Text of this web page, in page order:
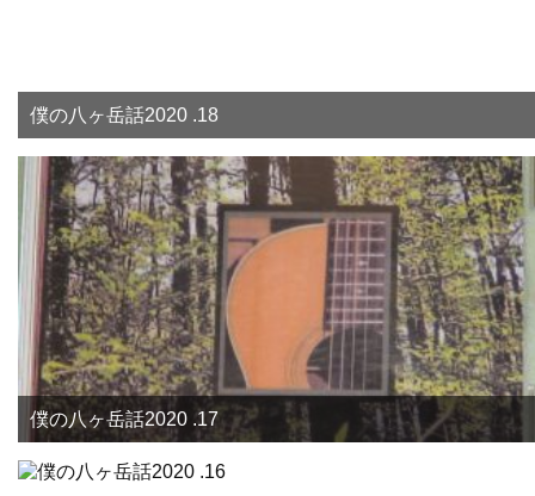
僕の八ヶ岳話2020 .18
僕の八ヶ岳話2020 .17